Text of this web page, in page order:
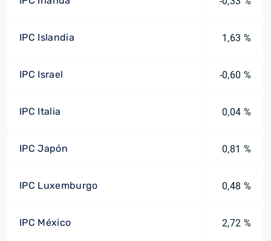
IPC Islandia 1,63 %
IPC Israel -0,60 %
IPC Italia 0,04 %
IPC Japón 0,81 %
IPC Luxemburgo 0,48 %
IPC México 2,72 %